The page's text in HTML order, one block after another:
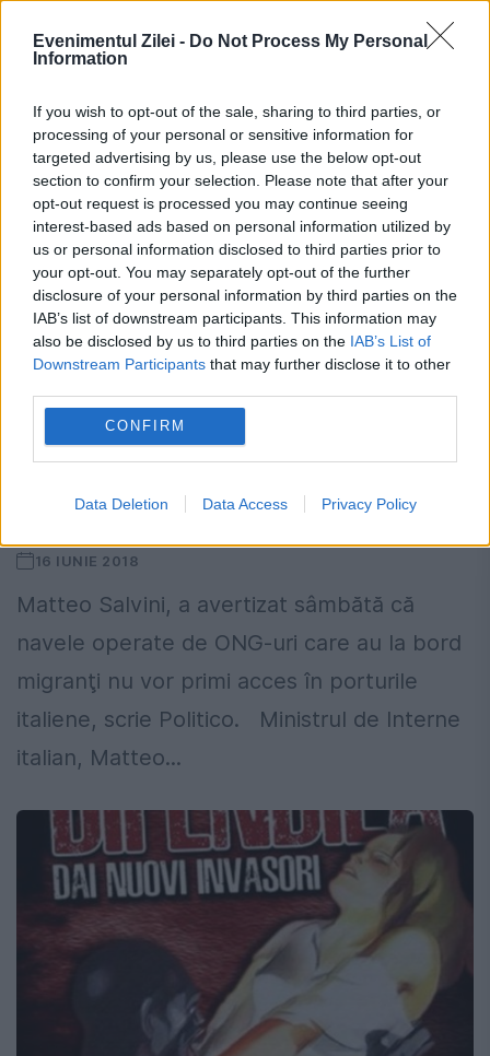
Evenimentul Zilei - Do Not Process My Personal
Information
If you wish to opt-out of the sale, sharing to third parties, or
processing of your personal or sensitive information for
targeted advertising by us, please use the below opt-out
section to confirm your selection. Please note that after your
opt-out request is processed you may continue seeing
interest-based ads based on personal information utilized by
us or personal information disclosed to third parties prior to
your opt-out. You may separately opt-out of the further
disclosure of your personal information by third parties on the
IAB’s list of downstream participants. This information may
also be disclosed by us to third parties on the IAB’s List of
Downstream Participants that may further disclose it to other
CONFIRM
Data Deletion Data Access Privacy Policy
Sören Mojem l-a atacat pe Salvini, iar
profilul său a dispărut de pe site-ul web al
ONG-ului Mission Lifeline din Germania,
care, într-un tweet l-a făcut pe ministrul de
Interne...
AFIRMAȚII INCENDIARE! Matteo Salvini
afirmă că porturile din Italia sunt
închise pentru imigranţi. Italia spune
STOP imigranților
16 IUNIE 2018
Matteo Salvini, a avertizat sâmbătă că
navele operate de ONG-uri care au la bord
migranţi nu vor primi acces în porturile
italiene, scrie Politico. Ministrul de Interne
italian, Matteo...